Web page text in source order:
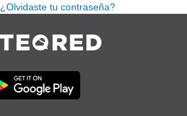
¿Olvidaste tu contraseña?